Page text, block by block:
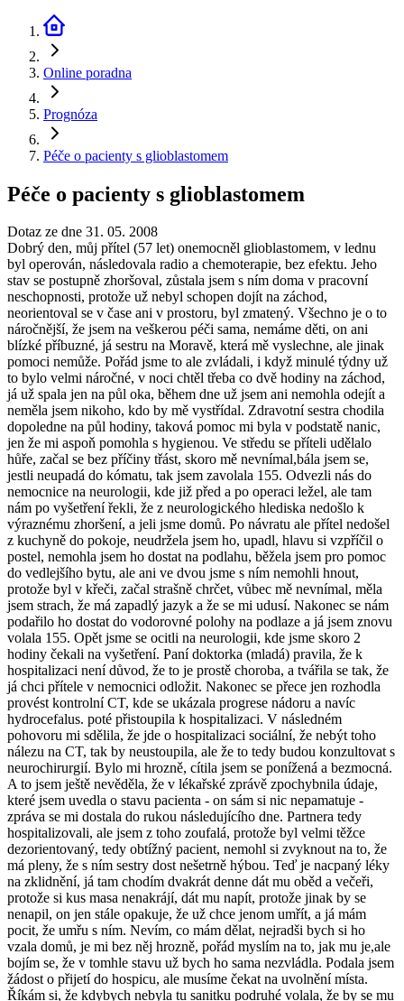
Online poradna
Prognóza
Péče o pacienty s glioblastomem
Péče o pacienty s glioblastomem
Dotaz ze dne 31. 05. 2008
Dobrý den, můj přítel (57 let) onemocněl glioblastomem, v lednu
byl operován, následovala radio a chemoterapie, bez efektu. Jeho
stav se postupně zhoršoval, zůstala jsem s ním doma v pracovní
neschopnosti, protože už nebyl schopen dojít na záchod,
neorientoval se v čase ani v prostoru, byl zmatený. Všechno je o to
náročnější, že jsem na veškerou péči sama, nemáme děti, on ani
blízké příbuzné, já sestru na Moravě, která mě vyslechne, ale jinak
pomoci nemůže. Pořád jsme to ale zvládali, i když minulé týdny už
to bylo velmi náročné, v noci chtěl třeba co dvě hodiny na záchod,
já už spala jen na půl oka, během dne už jsem ani nemohla odejít a
neměla jsem nikoho, kdo by mě vystřídal. Zdravotní sestra chodila
dopoledne na půl hodiny, taková pomoc mi byla v podstatě nanic,
jen že mi aspoň pomohla s hygienou. Ve středu se příteli udělalo
hůře, začal se bez příčiny třást, skoro mě nevnímal,bála jsem se,
jestli neupadá do kómatu, tak jsem zavolala 155. Odvezli nás do
nemocnice na neurologii, kde již před a po operaci ležel, ale tam
nám po vyšetření řekli, že z neurologického hlediska nedošlo k
výraznému zhoršení, a jeli jsme domů. Po návratu ale přítel nedošel
z kuchyně do pokoje, neudržela jsem ho, upadl, hlavu si vzpříčil o
postel, nemohla jsem ho dostat na podlahu, běžela jsem pro pomoc
do vedlejšího bytu, ale ani ve dvou jsme s ním nemohli hnout,
protože byl v křeči, začal strašně chrčet, vůbec mě nevnímal, měla
jsem strach, že má zapadlý jazyk a že se mi udusí. Nakonec se nám
podařilo ho dostat do vodorovné polohy na podlaze a já jsem znovu
volala 155. Opět jsme se ocitli na neurologii, kde jsme skoro 2
hodiny čekali na vyšetření. Paní doktorka (mladá) pravila, že k
hospitalizaci není důvod, že to je prostě choroba, a tvářila se tak, že
já chci přítele v nemocnici odložit. Nakonec se přece jen rozhodla
provést kontrolní CT, kde se ukázala progrese nádoru a navíc
hydrocefalus. poté přistoupila k hospitalizaci. V následném
pohovoru mi sdělila, že jde o hospitalizaci sociální, že nebýt toho
nálezu na CT, tak by neustoupila, ale že to tedy budou konzultovat s
neurochirurgií. Bylo mi hrozně, cítila jsem se ponížená a bezmocná.
A to jsem ještě nevěděla, že v lékařské zprávě zpochybnila údaje,
které jsem uvedla o stavu pacienta - on sám si nic nepamatuje -
zpráva se mi dostala do rukou následujícího dne. Partnera tedy
hospitalizovali, ale jsem z toho zoufalá, protože byl velmi těžce
dezorientovaný, tedy obtížný pacient, nemohl si zvyknout na to, že
má pleny, že s ním sestry dost nešetrně hýbou. Teď je nacpaný léky
na zklidnění, já tam chodím dvakrát denne dát mu oběd a večeři,
protože si kus masa nenakrájí, dát mu napít, protože jinak by se
nenapil, on jen stále opakuje, že už chce jenom umřít, a já mám
pocit, že umřu s ním. Nevím, co mám dělat, nejradši bych si ho
vzala domů, je mi bez něj hrozně, pořád myslím na to, jak mu je,ale
bojím se, že v tomhle stavu už bych ho sama nezvládla. Podala jsem
žádost o přijetí do hospicu, ale musíme čekat na uvolnění místa.
Říkám si, že kdybych nebyla tu sanitku podruhé volala, že by se mu